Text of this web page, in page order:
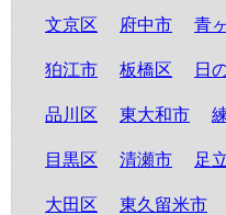
文京区 府中市 青
狛江市 板橋区 日
品川区 東大和市
目黒区 清瀬市 足
大田区 東久留米市